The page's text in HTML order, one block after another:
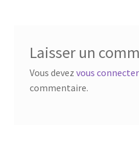
Laisser un
Vous devez vous connecter
commentaire.